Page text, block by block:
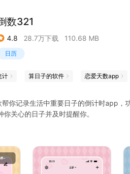
，我们帮你做决定
到任何问题或者对我们的产品有任何的
数321
4.8 28.7万下载 110.68 MB
日历
计 算日子的软件 恋爱天数app
帮你记录生活中重要日子的倒计时app
你关心的日子并及时提醒你。
＝
ta的重要日子不能忘记，提前准备礼物和